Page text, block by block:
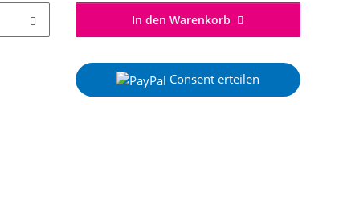
In den Warenkorb
Consent erteilen